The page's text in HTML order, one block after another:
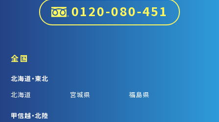
0120-080-451
全国
北海道・東北
北海道
宮城県 福島県
甲信越・北陸